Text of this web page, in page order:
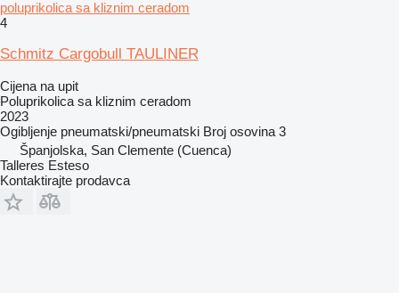
poluprikolica sa kliznim ceradom
4
Schmitz Cargobull TAULINER
Cijena na upit
Poluprikolica sa kliznim ceradom
2023
Ogibljenje pneumatski/pneumatski Broj osovina 3
Španjolska, San Clemente (Cuenca)
Talleres Esteso
Kontaktirajte prodavca